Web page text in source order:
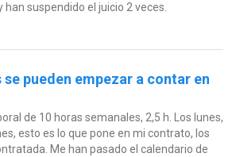
suspendido el juicio 2 veces.
pueden empezar a contar en
de 10 horas semanales, 2,5 h. Los lunes,
esto es lo que pone en mi contrato, los
Me han pasado el calendario de